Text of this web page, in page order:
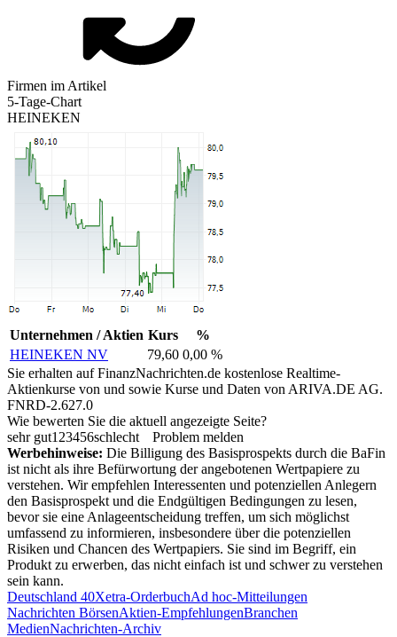
Firmen im Artikel
5-Tage-Chart
HEINEKEN
Unternehmen / Aktien Kurs
%
HEINEKEN NV
79,60 0,00 %
Sie erhalten auf FinanzNachrichten.de kostenlose Realtime-
Aktienkurse von und sowie Kurse und Daten von ARIVA.DE AG.
FNRD-2.627.0
Wie bewerten Sie die aktuell angezeigte Seite?
sehr gut1 23456schlecht
Problem melden
Werbehinweise: Die Billigung des Basisprospekts durch die BaFin
ist nicht als ihre Befürwortung der angebotenen Wertpapiere zu
verstehen. Wir empfehlen Interessenten und potenziellen Anlegern
den Basisprospekt und die Endgültigen Bedingungen zu lesen,
bevor sie eine Anlageentscheidung treffen, um sich möglichst
umfassend zu informieren, insbesondere über die potenziellen
Risiken und Chancen des Wertpapiers. Sie sind im Begriff, ein
Produkt zu erwerben, das nicht einfach ist und schwer zu verstehen
sein kann.
Deutschland 40Xetra-OrderbuchAd hoc-Mitteilungen
Nachrichten BörsenAktien-EmpfehlungenBranchen
MedienNachrichten-Archiv